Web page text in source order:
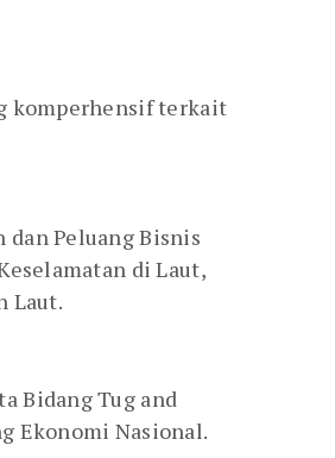
komperhensif terkait
dan Peluang Bisnis
di Laut,
Laut.
Bidang Tug and
Ekonomi Nasional.